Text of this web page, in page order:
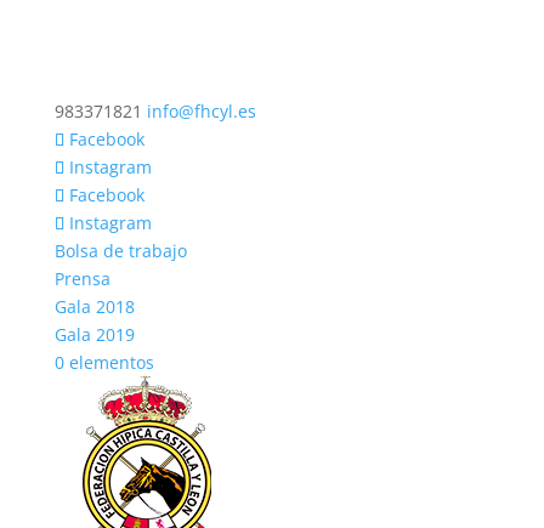
983371821 info@fhcyl.es
Facebook
Instagram
Facebook
Instagram
Bolsa de trabajo
Prensa
Gala 2018
Gala 2019
0 elementos